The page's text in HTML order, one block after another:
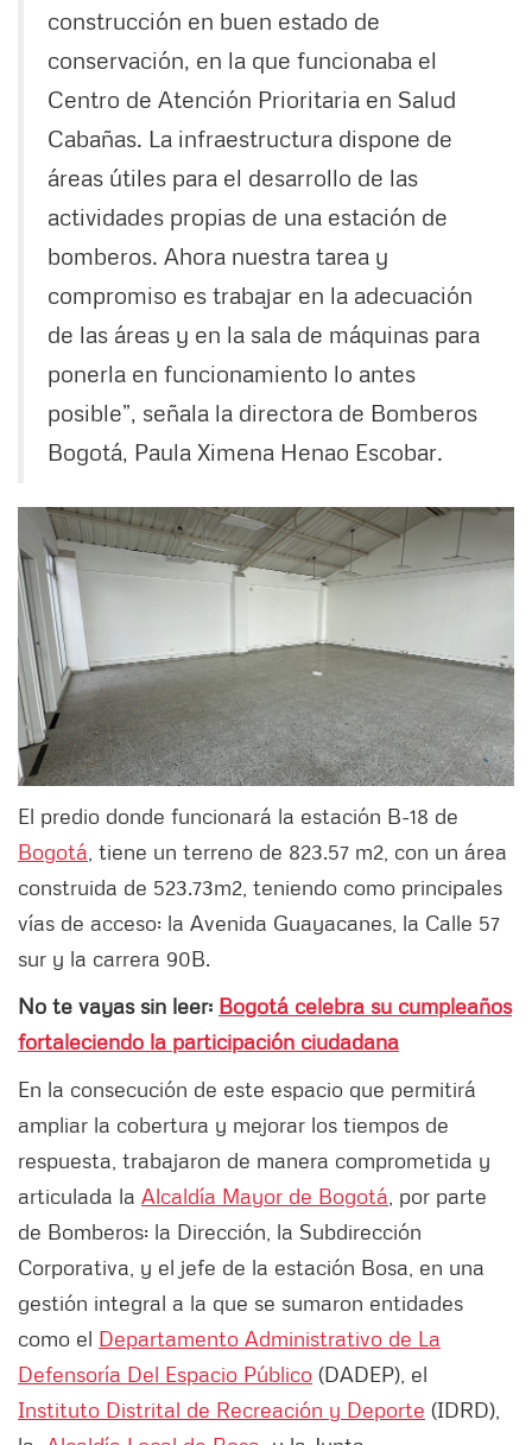
construcción en buen estado de
conservación, en la que funcionaba el
Centro de Atención Prioritaria en Salud
Cabañas. La infraestructura dispone de
áreas útiles para el desarrollo de las
actividades propias de una estación de
bomberos. Ahora nuestra tarea y
compromiso es trabajar en la adecuación
de las áreas y en la sala de máquinas para
ponerla en funcionamiento lo antes
posible”, señala la directora de Bomberos
Bogotá, Paula Ximena Henao Escobar.
El predio donde funcionará la estación B-18 de
Bogotá , tiene un terreno de 823.57 m2, con un área
construida de 523.73m2, teniendo como principales
vías de acceso: la Avenida Guayacanes, la Calle 57
sur y la carrera 90B.
No te vayas sin leer: Bogotá celebra su cumpleaños
fortaleciendo la participación ciudadana
En la consecución de este espacio que permitirá
ampliar la cobertura y mejorar los tiempos de
respuesta, trabajaron de manera comprometida y
articulada la Alcaldía Mayor de Bogotá , por parte
de Bomberos: la Dirección, la Subdirección
Corporativa, y el jefe de la estación Bosa, en una
gestión integral a la que se sumaron entidades
como el Departamento Administrativo de La
Defensoría Del Espacio Público (DADEP), el
Instituto Distrital de Recreación y Deporte (IDRD),